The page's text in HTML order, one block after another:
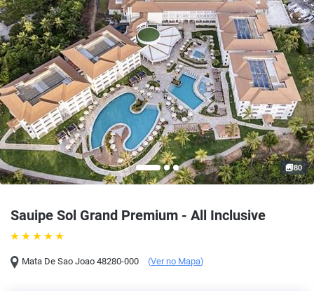
Sauipe Sol Grand Premium - All Inclusive
Mata De Sao Joao 48280-000 (Ver no Mapa)
80